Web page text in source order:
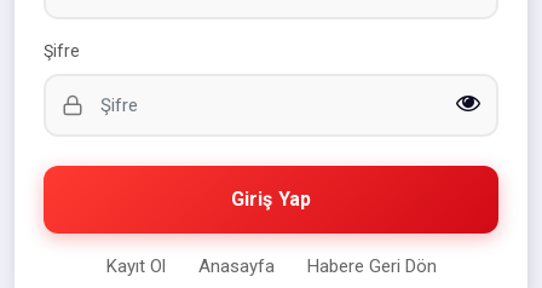
Şifre
Giriş Yap
Kayıt Ol Anasayfa Habere Geri Dön